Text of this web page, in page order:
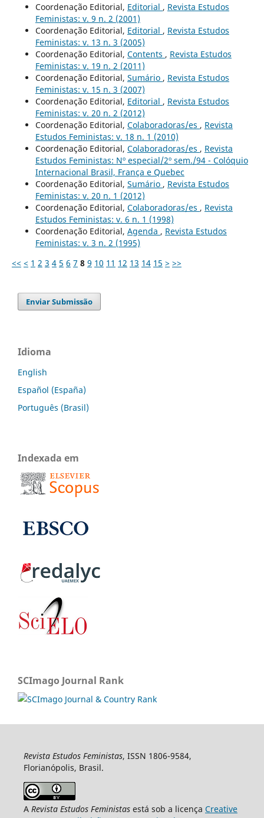
Coordenação Editorial, Editorial , Revista Estudos
Feministas: v. 9 n. 2 (2001)
Coordenação Editorial, Editorial , Revista Estudos
Feministas: v. 13 n. 3 (2005)
Coordenação Editorial, Contents , Revista Estudos
Feministas: v. 19 n. 2 (2011)
Coordenação Editorial, Sumário , Revista Estudos
Feministas: v. 15 n. 3 (2007)
Coordenação Editorial, Editorial , Revista Estudos
Feministas: v. 20 n. 2 (2012)
Coordenação Editorial, Colaboradoras/es , Revista
Estudos Feministas: v. 18 n. 1 (2010)
Coordenação Editorial, Colaboradoras/es , Revista
Estudos Feministas: Nº especial/2º sem./94 - Colóquio
Internacional Brasil, França e Quebec
Coordenação Editorial, Sumário , Revista Estudos
Feministas: v. 20 n. 1 (2012)
Coordenação Editorial, Colaboradoras/es , Revista
Estudos Feministas: v. 6 n. 1 (1998)
Coordenação Editorial, Agenda , Revista Estudos
Feministas: v. 3 n. 2 (1995)
<< < 1 2 3 4 5 6 7 8 9 10 11 12 13 14 15 > >>
Enviar Submissão
Idioma
English
Español (España)
Português (Brasil)
Indexada em
SCImago Journal Rank
Revista Estudos Feministas, ISSN 1806-9584,
Florianópolis, Brasil.
A Revista Estudos Feministasestá sob a licença Creative